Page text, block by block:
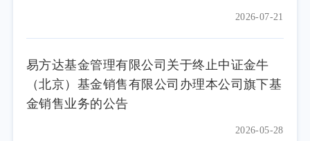
在组合管理上，我们将继续坚持多资产、
多策略的分散化配置，坚持均衡配置、动态再
平衡，力争为持有人实现长期稳健增值。
2026-07-21
易方达基金管理有限公司关于终止中证金牛
（北京）基金销售有限公司办理本公司旗下基
金销售业务的公告
2026-05-28